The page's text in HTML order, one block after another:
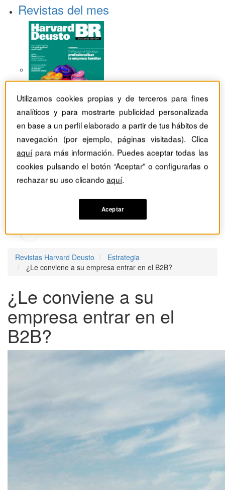
Revistas del mes
Revistas Harvard Deusto
Estrategia
¿Le conviene a su empresa entrar en el B2B?
¿Le conviene a su
empresa entrar en el
B2B?
Utilizamos cookies propias y de terceros para fines
analíticos y para mostrarte publicidad personalizada
en base a un perfil elaborado a partir de tus hábitos de
navegación (por ejemplo, páginas visitadas). Clica
aquípara más información. Puedes aceptar todas las
cookies pulsando el botón “Aceptar” o configurarlas o
rechazar su uso clicandoaquí.
Aceptar